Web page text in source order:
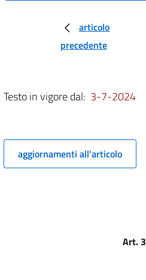
Tabelle
Tabelle
articolo
precedente
Testo in vigore dal: 3-7-2024
aggiornamenti all'articolo
Art. 3